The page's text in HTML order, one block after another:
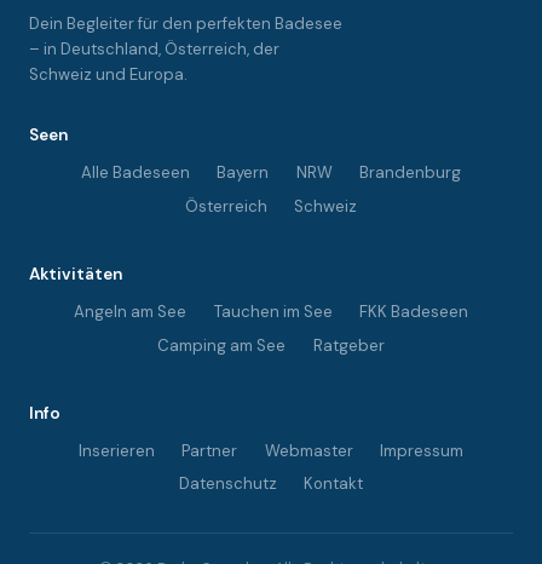
Dein Begleiter für den perfekten Badesee
– in Deutschland, Österreich, der
Schweiz und Europa.
Seen
Alle Badeseen
Bayern NRW
Brandenburg
Österreich
Schweiz
Aktivitäten
Angeln am See
Tauchen im See
FKK Badeseen
Camping am See
Ratgeber
Info
Inserieren
Partner Webmaster
Impressum
Datenschutz
Kontakt